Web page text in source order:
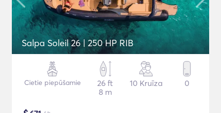
Salpa Soleil 26 | 250 HP RIB
Cietie piepūšamie
26 ft
8 m
10 Kruīza 0